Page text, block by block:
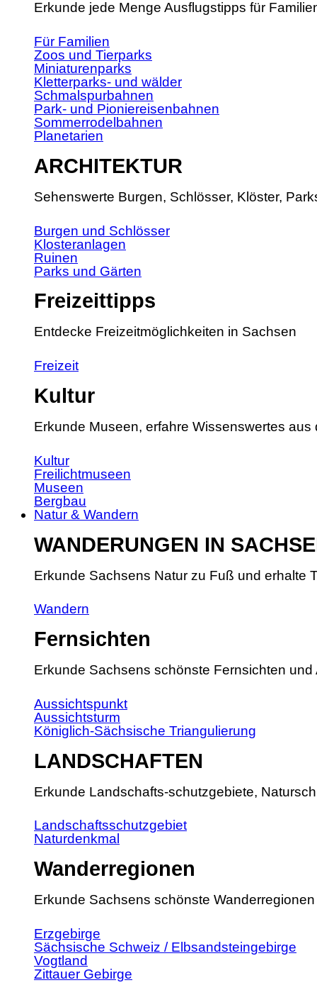
Erkunde jede Menge Ausflugstipps für
Für Familien
Zoos und Tierparks
Miniaturenparks
Kletterparks- und wälder
Schmalspurbahnen
Park- und Pioniereisenbahnen
Sommerrodelbahnen
Planetarien
ARCHITEKTUR
Sehenswerte Burgen, Schlösser, Klöster,
Burgen und Schlösser
Klosteranlagen
Ruinen
Parks und Gärten
Freizeittipps
Entdecke Freizeitmöglichkeiten in Sachsen
Freizeit
Kultur
Erkunde Museen, erfahre Wissenswertes
Kultur
Freilichtmuseen
Museen
Bergbau
Natur & Wandern
WANDERUNGEN IN
Erkunde Sachsens Natur zu Fuß und erhalte
Wandern
Fernsichten
Erkunde Sachsens schönste Fernsichten und
Aussichtspunkt
Aussichtsturm
Königlich-Sächsische Triangulierung
LANDSCHAFTEN
Erkunde Landschafts-schutzgebiete,
Landschaftsschutzgebiet
Naturdenkmal
Wanderregionen
Erkunde Sachsens schönste Wanderregionen
Erzgebirge
Sächsische Schweiz / Elbsandsteingebirge
Vogtland
Zittauer Gebirge